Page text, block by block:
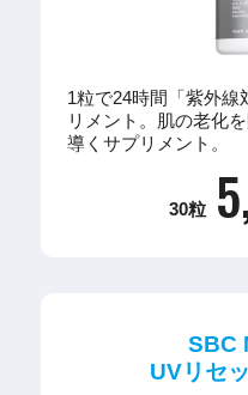
1粒で24時間「紫外
リメント。肌の老化
導くサプリメント。
30粒
SBC
UVリセ